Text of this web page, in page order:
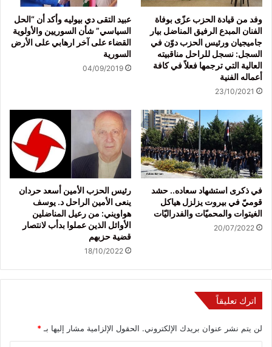
وفد من قيادة الحزب عزّى بوفاة
الفنان المبدع الرفيق المناضل بيار
جاميجيان ورئيس الحزب دوّن في
السجل: نسجل للراحل مناقبيته
العالية التي ترجمها فعلاً في كافة
أعماله الفنية
23/10/2021
عبيد التقى دي بيوليه وأكد أن “الحل
السياسي” شأن السوريين والأولوية
القضاء على آخر ارهابي على الأرض
السورية
04/09/2019
في ذكرى استشهاد سعاده.. حشد
قوميّ في بيروت يزلزل هياكل
الغيتوات والمحميّات والفدراليّات
20/07/2022
رئيس الحزب الأمين أسعد حردان
ينعى الأمين الراحل د. يوسف
هواويني: من رعيل المناضلين
الأوائل الذين عملوا بدأب لانتصار
قضية حزبهم
18/10/2022
اترك تعليقاً
لن يتم نشر عنوان بريدك الإلكتروني. الحقول الإلزامية مشار إليها بـ *